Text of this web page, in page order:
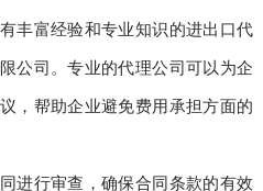
有丰富经验和专业知识的进出口代
公司。专业的代理公司可以为企
，帮助企业避免费用承担方面的
进行审查，确保合同条款的有效